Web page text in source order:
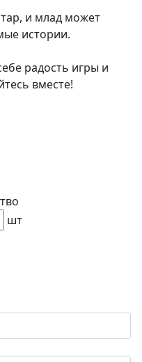
и млад может
истории.
радость игры и
вместе!
шт